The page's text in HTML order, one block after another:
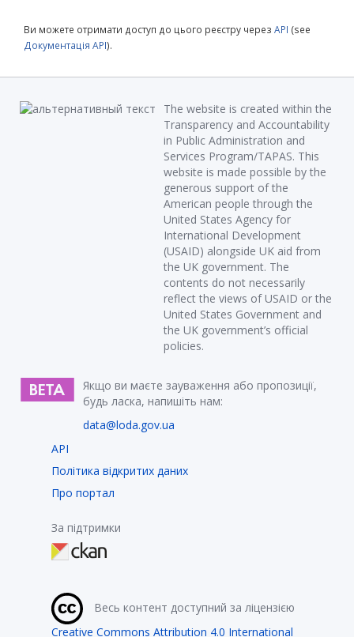
Ви можете отримати доступ до цього реєстру через API (see
Документація API).
The website is created within the
Transparency and Accountability
in Public Administration and
Services Program/TAPAS. This
website is made possible by the
generous support of the
American people through the
United States Agency for
International Development
(USAID) alongside UK aid from
the UK government. The
contents do not necessarily
reflect the views of USAID or the
United States Government and
the UK government’s official
policies.
Якщо ви маєте зауваження або пропозиції,
будь ласка, напишіть нам:
data@loda.gov.ua
API
Політика відкритих даних
Про портал
За підтримки
Весь контент доступний за ліцензією
Creative Commons Attribution 4.0 International